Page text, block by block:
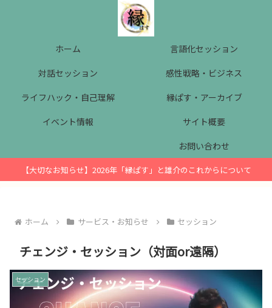
ホーム
言語化セッション
対話セッション
感性戦略・ビジネス
ライフハック・自己理解
縁ぱす・アーカイブ
イベント情報
サイト概要
お問い合わせ
【大切なお知らせ】2026年「縁ぱす」と雄介のこれからについて
ホーム サービス・お知らせ セッション
チェンジ・セッション（対面or遠隔）
セッション